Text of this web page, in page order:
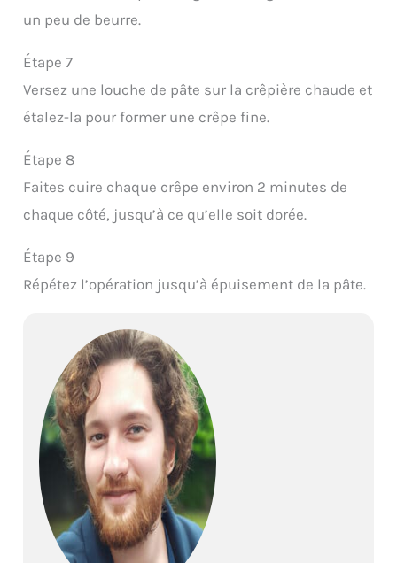
un peu de beurre.
Étape 7
Versez une louche de pâte sur la crêpière chaude et
étalez-la pour former une crêpe fine.
Étape 8
Faites cuire chaque crêpe environ 2 minutes de
chaque côté, jusqu’à ce qu’elle soit dorée.
Étape 9
Répétez l’opération jusqu’à épuisement de la pâte.